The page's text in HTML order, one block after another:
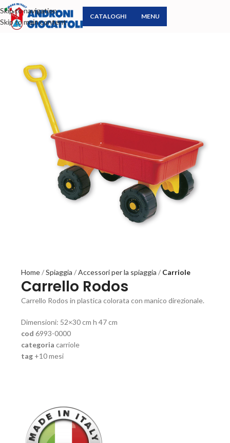
Skip to navigation
Skip to main content
CATALOGHI MENU
Home Spiaggia Accessori per la spiaggia Carriole
Carrello Rodos
Carrello Rodos in plastica colorata con manico direzionale.
Dimensioni: 52×30 cm h 47 cm
cod6993-0000
categoria carriole
tag +10 mesi